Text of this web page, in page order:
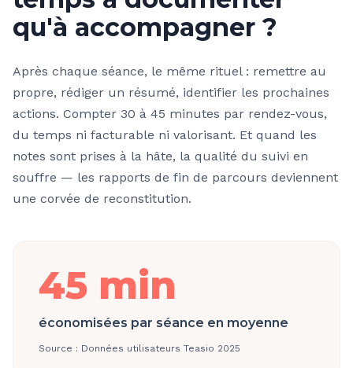
qu'à accompagner ?
Après chaque séance, le même rituel : remettre au
propre, rédiger un résumé, identifier les prochaines
actions. Compter 30 à 45 minutes par rendez-vous,
du temps ni facturable ni valorisant. Et quand les
notes sont prises à la hâte, la qualité du suivi en
souffre — les rapports de fin de parcours deviennent
une corvée de reconstitution.
45 min
économisées par séance en moyenne
Source : Données utilisateurs Teasio 2025